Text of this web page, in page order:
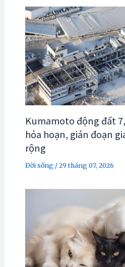
Kumamoto động đất
hỏa hoạn, gián đoạn
rộng
Đời sống/29 tháng 07, 2026